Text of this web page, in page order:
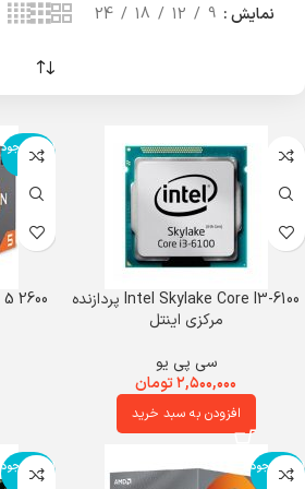
نمایش 9
12
18
24
Intel Skylake Core I3-6100 پردازنده
مرکزی اینتل
سی پی یو
۲,۵۰۰,۰۰۰تومان
افزودن به سبد خرید
اتمام موجود
ی
اتمام موجود
ی
اتمام موجود
ی